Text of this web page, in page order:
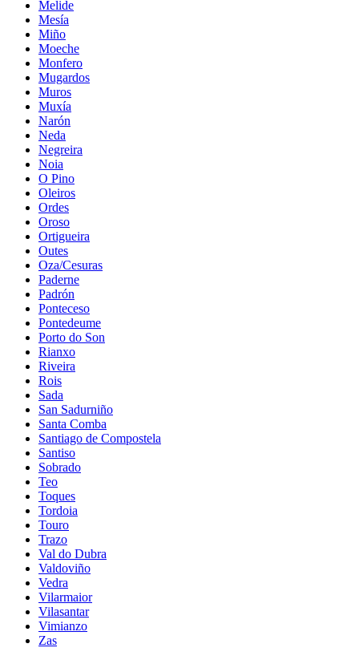
Melide
Mesía
Miño
Moeche
Monfero
Mugardos
Muros
Muxía
Narón
Neda
Negreira
Noia
O Pino
Oleiros
Ordes
Oroso
Ortigueira
Outes
Oza/Cesuras
Paderne
Padrón
Ponteceso
Pontedeume
Porto do Son
Rianxo
Riveira
Rois
Sada
San Sadurniño
Santa Comba
Santiago de Compostela
Santiso
Sobrado
Teo
Toques
Tordoia
Touro
Trazo
Val do Dubra
Valdoviño
Vedra
Vilarmaior
Vilasantar
Vimianzo
Zas